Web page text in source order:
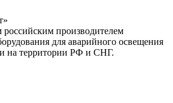
производителем
для аварийного освещения
на территории РФ и СНГ.